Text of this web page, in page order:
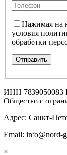
Нажимая на
условия
обработки
ИНН 7839050083
Общество с
Адрес: Санкт-
Email: info@nord-
×